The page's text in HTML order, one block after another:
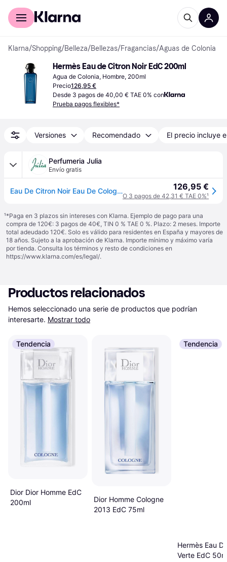
Comprar con Klarna
Klarna/Shopping/Belleza/Bellezas/Fragancias/Aguas de Colonia
Hermès Eau de Citron Noir EdC 200ml
Agua de Colonia, Hombre, 200ml
Precio126,95 €
Desde 3 pagos de 40,00 € TAE 0% con
Prueba pagos flexibles*
Versiones Recomendado El precio incluye
Perfumeria Julia
Envío gratis
Eau De Citron Noir Eau De Cologne 200ml 126,95 €
O 3 pagos de 42,31 € TAE 0%¹
¹*Paga en 3 plazos sin intereses con Klarna. Ejemplo de pago para una
compra de 120€: 3 pagos de 40€, TIN 0 % TAE 0 %. Plazo: 2 meses. Importe
total adeudado 120€. Solo es válido para residentes en España y mayores de
18 años. Sujeto a la aprobación de Klarna. Importe mínimo y máximo varía
por tienda. Consulta los términos y resto de condiciones en
https://www.klarna.com/es/legal/.
Productos relacionados
Hemos seleccionado una serie de productos que podrían
interesarte. Mostrar todo
Tendencia
Dior Dior Homme EdC
200ml
Dior Homme Cologne
2013 EdC 75ml
Tendencia
Hermès Eau
Verte EdC